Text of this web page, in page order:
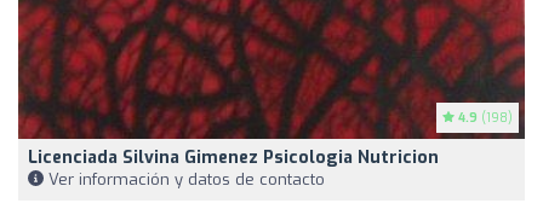
4.9 (198)
Licenciada Silvina Gimenez Psicologia Nutricion
Ver información y datos de contacto